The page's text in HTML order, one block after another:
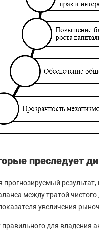
преследует
прогнозируемый
между тратой
увеличения
правильного для владения